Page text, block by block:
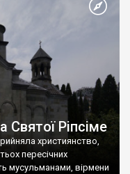
Херсонесу Таврійського
Святої Ріпсіме
християнство,
пересічних
мусульманами, вірмени